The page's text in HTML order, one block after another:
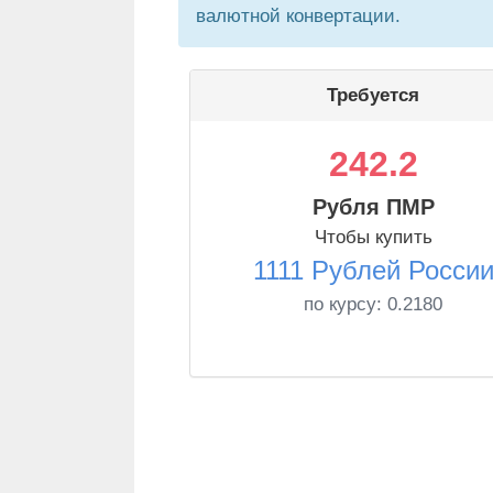
валютной конвертации.
Требуется
242.2
Рубля ПМР
Чтобы купить
1111 Рублей России
по курсу: 0.2180